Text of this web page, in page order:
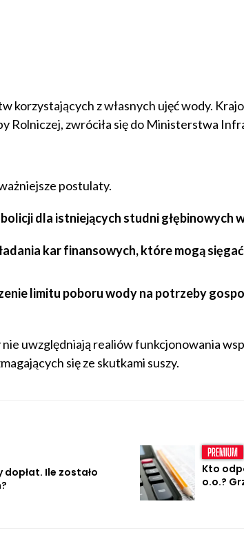
korzystających z własnych ujęć wody.
Rolniczej, zwróciła się do Ministerstwa
postulaty.
dla istniejących studni głębinowych
kar finansowych, które mogą
limitu poboru wody na potrzeby
uwzględniają realiów funkcjonowania
się ze skutkami suszy.
dopłat. Ile zostało
Kto
o.o.?